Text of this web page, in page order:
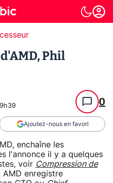
Phil
0
Ajoutez-nous en favori
enchaîne les
l'annonce il y a quelques
voir Compression de
AMD enregistre